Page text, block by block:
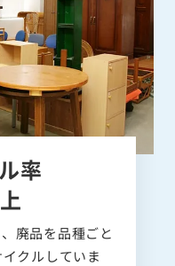
率
廃品を品種ごと
クルしていま